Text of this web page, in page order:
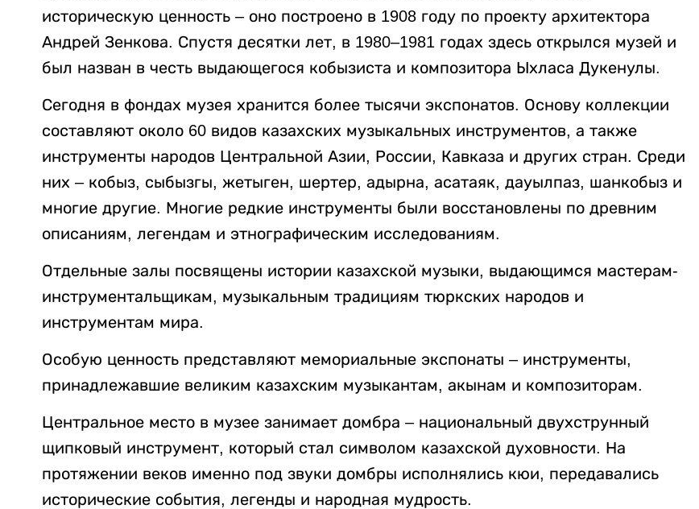
историческую ценность – оно построено в 1908 году по проекту архитектора
Андрей Зенкова. Спустя десятки лет, в 1980–1981 годах здесь открылся музей и
был назван в честь выдающегося кобызиста и композитора Ыхласа Дукенулы.
Сегодня в фондах музея хранится более тысячи экспонатов. Основу коллекции
составляют около 60 видов казахских музыкальных инструментов, а также
инструменты народов Центральной Азии, России, Кавказа и других стран. Среди
них – кобыз, сыбызгы, жетыген, шертер, адырна, асатаяк, дауылпаз, шанкобыз и
многие другие. Многие редкие инструменты были восстановлены по древним
описаниям, легендам и этнографическим исследованиям.
Отдельные залы посвящены истории казахской музыки, выдающимся мастерам-
инструментальщикам, музыкальным традициям тюркских народов и
инструментам мира.
Особую ценность представляют мемориальные экспонаты – инструменты,
принадлежавшие великим казахским музыкантам, акынам и композиторам.
Центральное место в музее занимает домбра – национальный двухструнный
щипковый инструмент, который стал символом казахской духовности. На
протяжении веков именно под звуки домбры исполнялись кюи, передавались
исторические события, легенды и народная мудрость.